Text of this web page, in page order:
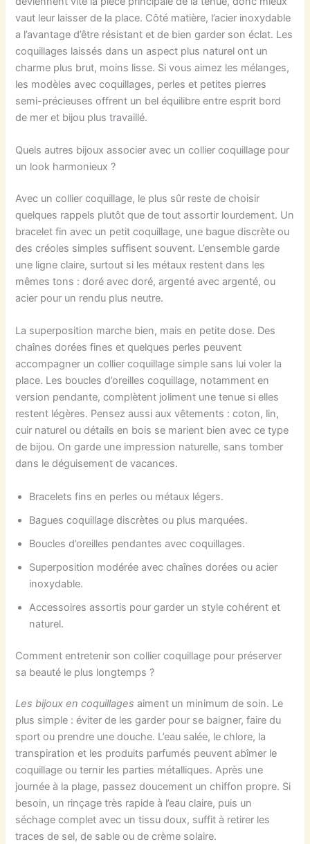
vaut leur laisser de la place. Côté matière, l’acier inoxydable
a l’avantage d’être résistant et de bien garder son éclat. Les
coquillages laissés dans un aspect plus naturel ont un
charme plus brut, moins lisse. Si vous aimez les mélanges,
les modèles avec coquillages, perles et petites pierres
semi-précieuses offrent un bel équilibre entre esprit bord
de mer et bijou plus travaillé.
Quels autres bijoux associer avec un collier coquillage pour
un look harmonieux ?
Avec un collier coquillage, le plus sûr reste de choisir
quelques rappels plutôt que de tout assortir lourdement. Un
bracelet fin avec un petit coquillage, une bague discrète ou
des créoles simples suffisent souvent. L’ensemble garde
une ligne claire, surtout si les métaux restent dans les
mêmes tons : doré avec doré, argenté avec argenté, ou
acier pour un rendu plus neutre.
La superposition marche bien, mais en petite dose. Des
chaînes dorées fines et quelques perles peuvent
accompagner un collier coquillage simple sans lui voler la
place. Les boucles d’oreilles coquillage, notamment en
version pendante, complètent joliment une tenue si elles
restent légères. Pensez aussi aux vêtements : coton, lin,
cuir naturel ou détails en bois se marient bien avec ce type
de bijou. On garde une impression naturelle, sans tomber
dans le déguisement de vacances.
Bracelets fins en perles ou métaux légers.
Bagues coquillage discrètes ou plus marquées.
Boucles d’oreilles pendantes avec coquillages.
Superposition modérée avec chaînes dorées ou acier
inoxydable.
Accessoires assortis pour garder un style cohérent et
naturel.
Comment entretenir son collier coquillage pour préserver
sa beauté le plus longtemps ?
Les bijoux en coquillages aiment un minimum de soin. Le
plus simple : éviter de les garder pour se baigner, faire du
sport ou prendre une douche. L’eau salée, le chlore, la
transpiration et les produits parfumés peuvent abîmer le
coquillage ou ternir les parties métalliques. Après une
journée à la plage, passez doucement un chiffon propre. Si
besoin, un rinçage très rapide à l’eau claire, puis un
séchage complet avec un tissu doux, suffit à retirer les
traces de sel, de sable ou de crème solaire.